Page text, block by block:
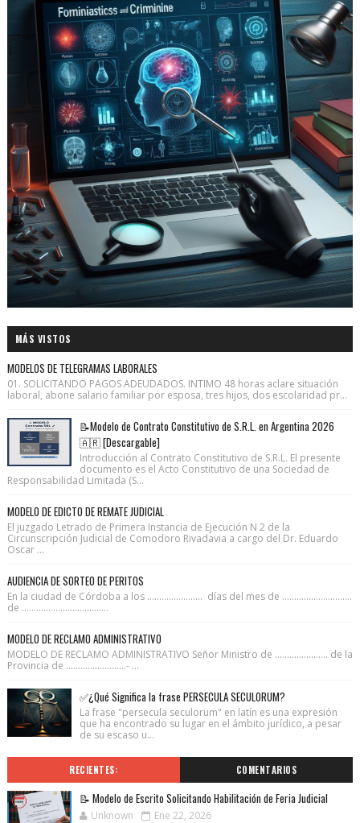
MÁS VISTOS
MODELOS DE TELEGRAMAS LABORALES
01. SOLICITANDO PAGOS ADEUDADOS. INTIMO 48 horas aclare situación
laboral, abone salario familiar por esposa, tres hijos, dos escolaridad pr...
📝Modelo de Contrato Constitutivo de S.R.L. en Argentina 2026
🇦🇷 [Descargable]
Introducción al Contrato Constitutivo de S.R.L. El presente
documento es el Acto Constitutivo de una Sociedad de
Responsabilidad Limitada (S...
MODELO DE EDICTO DE REMATE JUDICIAL
El juzgado Letrado de Primera Instancia de Ejecución N 2 de la
Circunscripción Judicial de Comodoro Rivadavia a cargo del Dr. Eduardo
Oscar ...
AUDIENCIA DE SORTEO DE PERITOS
En la ciudad de Córdoba a los ....................... días del mes de .............................
de ....................................
MODELO DE RECLAMO ADMINISTRATIVO
MODELO DE RECLAMO ADMINISTRATIVO Señor Ministro de ...................... de la
Provincia de .........................- ...
✅¿Qué Significa la frase PERSECULA SECULORUM?
La frase "persecula seculorum" en latín es una expresión
que ha encontrado su lugar en el ámbito jurídico, a pesar
de su escaso u...
RECIENTES: COMENTARIOS
📝 Modelo de Escrito Solicitando Habilitación de Feria Judicial
Unknown Ene 22, 2026